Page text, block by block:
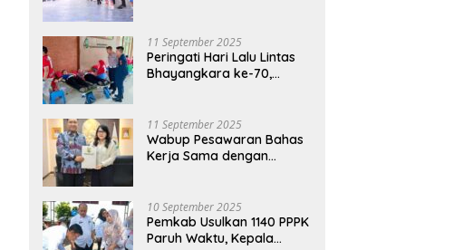
11 September 2025
Peringati Hari Lalu Lintas
Bhayangkara ke-70,
Darah Sejuta Harapan
11 September 2025
Wabup Pesawaran Bahas
Kerja Sama dengan
10 September 2025
Pemkab Usulkan 1140 PPPK
Paruh Waktu, Kepala